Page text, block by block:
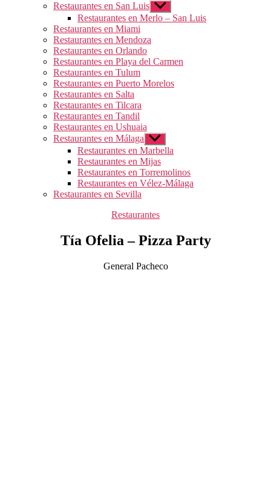
Restaurantes en San Luis Mostrar
el
submenú
Restaurantes en Merlo – San Luis
Restaurantes en Miami
Restaurantes en Mendoza
Restaurantes en Orlando
Restaurantes en Playa del Carmen
Restaurantes en Tulum
Restaurantes en Puerto Morelos
Restaurantes en Salta
Restaurantes en Tilcara
Restaurantes en Tandil
Restaurantes en Ushuaia
Restaurantes en Málaga Mostrar
el
submenú
Restaurantes en Marbella
Restaurantes en Mijas
Restaurantes en Torremolinos
Restaurantes en Vélez-Málaga
Restaurantes en Sevilla
Categorías
Restaurantes
Tía Ofelia – Pizza Party
General Pacheco